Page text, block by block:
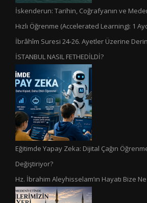
İskenderun: Tarihin, Coğrafyanın ve
Hızlı Öğrenme (Accelerated Learning): 1
İbrâhîm Suresi 24-26. Ayetler Üzerine
İSTANBUL NASIL FETHEDİLDİ?
Eğitimde Yapay Zeka: Dijital Çağın
Değiştiriyor?
Hz. İbrahim Aleyhisselam’ın Hayatı Bize